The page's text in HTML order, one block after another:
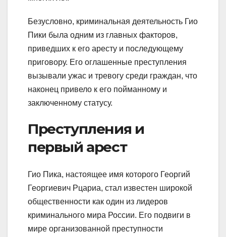
Безусловно, криминальная деятельность Гио
Пики была одним из главных факторов,
приведших к его аресту и последующему
приговору. Его оглашенные преступления
вызывали ужас и тревогу среди граждан, что
наконец привело к его пойманному и
заключенному статусу.
Преступления и
первый арест
Гио Пика, настоящее имя которого Георгий
Георгиевич Рцариа, стал известен широкой
общественности как один из лидеров
криминального мира России. Его подвиги в
мире организованной преступности